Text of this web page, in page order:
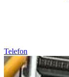
Telefon